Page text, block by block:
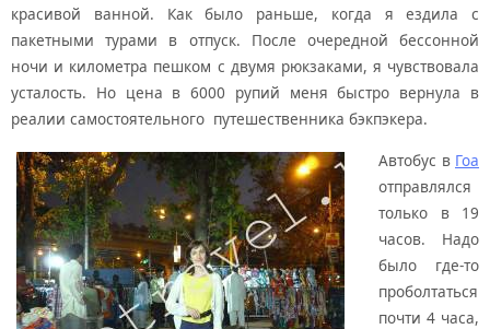
красивой ванной. Как было раньше, когда я ездила с
пакетными турами в отпуск. После очередной бессонной
ночи и километра пешком с двумя рюкзаками, я чувствовала
усталость. Но цена в 6000 рупий меня быстро вернула в
реалии самостоятельного путешественника бэкпэкера.
Автобус в Гоа
отправлялся
только в 19
часов. Надо
было где-то
проболтаться
почти 4 часа,